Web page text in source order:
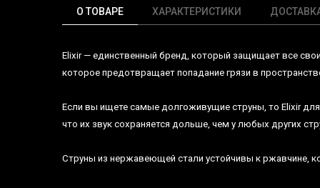
О ТОВАРЕ ХАРАКТЕРИСТИКИ
Elixir— единственный бренд, который защищает все
которое предотвращает попадание грязи в
Если вы ищете самые долгоживущие струны, то Elixirдля
что их звук сохраняется дольше, чем у любых других
Струны из нержавеющей стали устойчивы к ржавчине,